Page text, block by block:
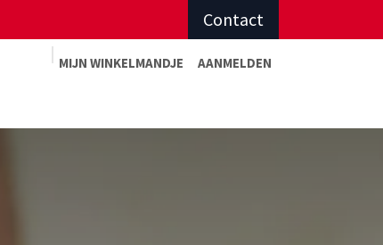
Contact
MIJN WINKELMANDJE AANMELDEN